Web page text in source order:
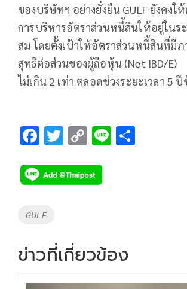
ของบริษัทฯ อย่างยั่งยืน GULF ยังคงใ
การบริหารอัตราส่วนหนี้สินให้อยู่ในร
สม โดยตั้งเป้าให้อัตราส่วนหนี้สินที่มีภ
สุทธิต่อส่วนของผู้ถือหุ้น (Net IBD/E)
ไม่เกิน 2 เท่า ตลอดช่วงระยะเวลา 5
F
e
b
o
k
T
tt
er
C
p
y
k
Li
Tags
GULF
ข่าวที่เกี่ยวข้อง